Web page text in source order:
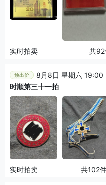
实时拍卖 共92
预出价
8月8日 星期六 19:00
时顺第三十一拍
实时拍卖 共102